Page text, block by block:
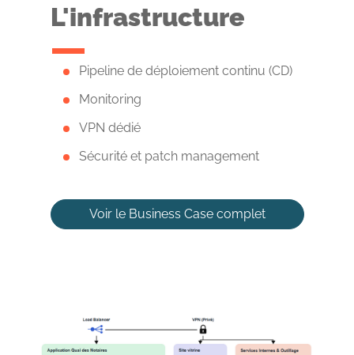
L'infrastructure
Pipeline de déploiement continu (CD)
Monitoring
VPN dédié
Sécurité et patch management
Voir le Business Case complet